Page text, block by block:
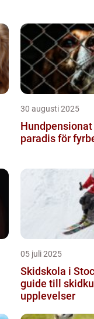
30 augusti 2025
paradis för
05 juli 2025
Skidskola i
guide till
upplevelser